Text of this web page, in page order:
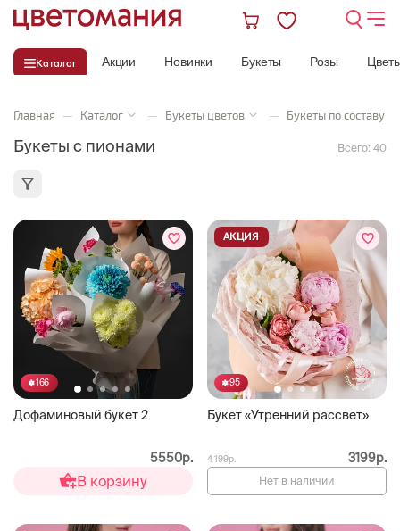
Каталог Акции Новинки Букеты Розы
Главная — Каталог — Букеты цветов — Букеты по составу
Букеты с пионами Всего: 40
166
Дофаминовый букет 2
5550р.
В корзину
95
Букет «Утренний рассвет»
АКЦИЯ
4 199р. 3199р.
Нет в наличии